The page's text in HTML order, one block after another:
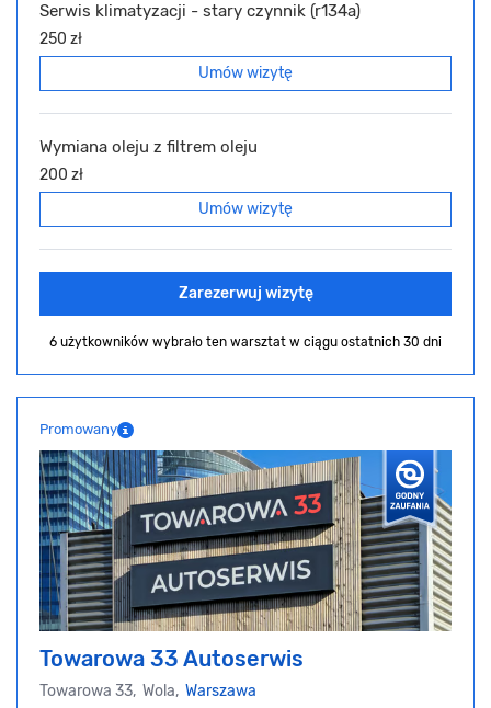
Serwis klimatyzacji - stary czynnik (r134a)
250 zł
Umów wizytę
Wymiana oleju z filtrem oleju
200 zł
Umów wizytę
Zarezerwuj wizytę
6 użytkowników wybrało ten warsztat w ciągu ostatnich 30 dni
Promowany
Towarowa 33 Autoserwis
Towarowa 33, Wola, Warszawa